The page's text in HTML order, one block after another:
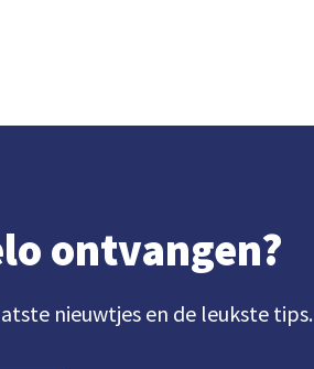
ontvangen?
nieuwtjes en de leukste tips.